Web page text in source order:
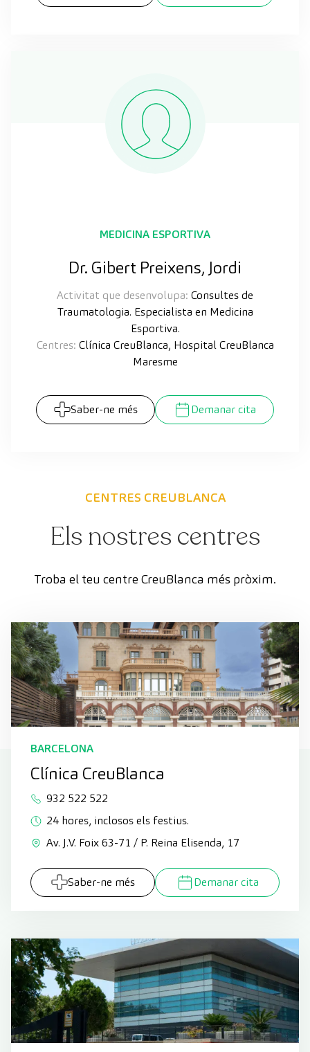
MEDICINA ESPORTIVA
Dr. Gibert Preixens, Jordi
Activitat que desenvolupa: Consultes de
Traumatologia. Especialista en Medicina
Esportiva.
Centres: Clínica CreuBlanca, Hospital CreuBlanca
Maresme
Saber-ne més Demanar cita
CENTRES CREUBLANCA
Els nostres centres
Troba el teu centre CreuBlanca més pròxim.
BARCELONA
Clínica CreuBlanca
932 522 522
24 hores, inclosos els festius.
Av. J.V. Foix 63-71 / P. Reina Elisenda, 17
Saber-ne més Demanar cita